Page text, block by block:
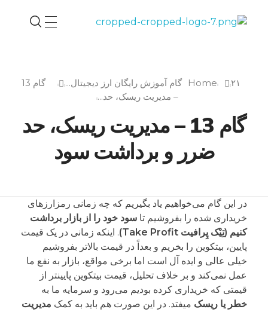
Home ۲۱گام آموزش رایگان ارز دیجیتال...
گام 13
– مدیریت ریسک، حد...
گام 13 – مدیریت ریسک، حد
ضرر و برداشت سود
در این گام می‌خواهیم یاد بگیریم که چه زمانی رمزارزهای
خریداری شده را بفروشیم تا سود خود را از بازار برداشت
کنیم (تِیْک پِرافیت Take Profit)
. اینکه زمانی در یک قیمت
پایین، بیتکوین را بخریم و بعداً در قیمت بالاتر بفروشیم
خیلی عالی و ایده آل است اما برخی مواقع، بازار به نفع ما
عمل نمی‌کند و بر خلاف تحلیل، قیمت بیتکوین پایینتر از
قیمتی که خریداری کرده بودیم می‌رود و سرمایه ما به
خطر یا ریسک میفتد. در این صورت هم باید به کمک مدیریت